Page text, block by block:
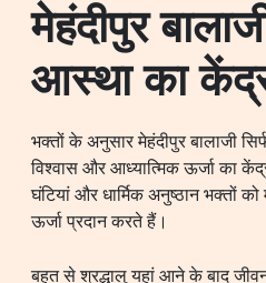
मेहंदीपुर
आस्था का
भक्तों के अनुसार मेहंदीपुर बालाजी
विश्वास और आध्यात्मिक ऊर्जा का
घंटियां और धार्मिक अनुष्ठान भक्तों
ऊर्जा प्रदान करते हैं।
बहुत से श्रद्धालु यहां आने के बाद